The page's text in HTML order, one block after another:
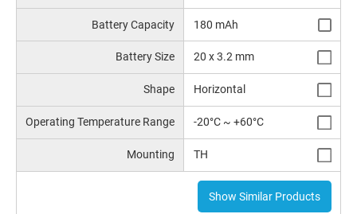
Battery Capacity 180 mAh
Battery Size 20 x 3.2 mm
Shape Horizontal
Operating Temperature Range -20°C ~ +60°C
Mounting TH
Show Similar Products